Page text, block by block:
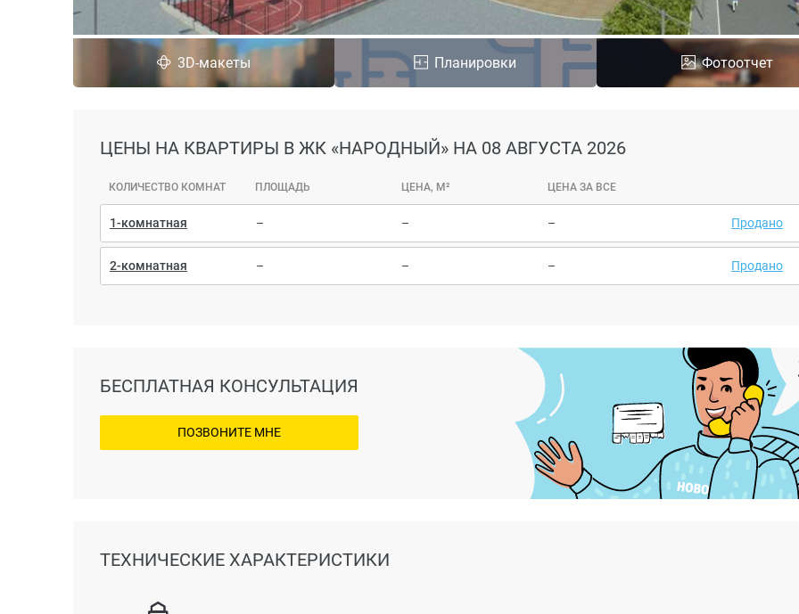
3D-макеты Планировки Фотоотчет
ЦЕНЫ НА КВАРТИРЫ В ЖК «НАРОДНЫЙ» НА 08 АВГУСТА 2026
КОЛИЧЕСТВО КОМНАТ ПЛОЩАДЬ ЦЕНА, М² ЦЕНА ЗА ВСЕ
1-комнатная – – – Продано
2-комнатная – – – Продано
БЕСПЛАТНАЯ КОНСУЛЬТАЦИЯ
ПОЗВОНИТЕ МНЕ
ТЕХНИЧЕСКИЕ ХАРАКТЕРИСТИКИ